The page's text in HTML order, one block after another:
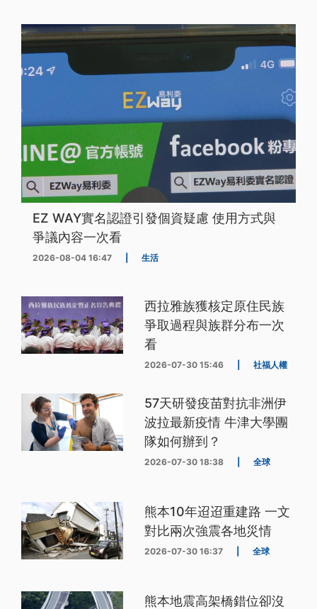
EZ WAY實名認證引發個資疑慮 使用方式與
爭議內容一次看
2026-08-04 16:47 生活
西拉雅族獲核定原住民族
爭取過程與族群分布一次
看
2026-07-30 15:46 社福人權
57天研發疫苗對抗非洲伊
波拉最新疫情 牛津大學團
隊如何辦到？
2026-07-30 18:38 全球
熊本10年迢迢重建路 一文
對比兩次強震各地災情
2026-07-30 16:37 全球
熊本地震高架橋錯位卻沒